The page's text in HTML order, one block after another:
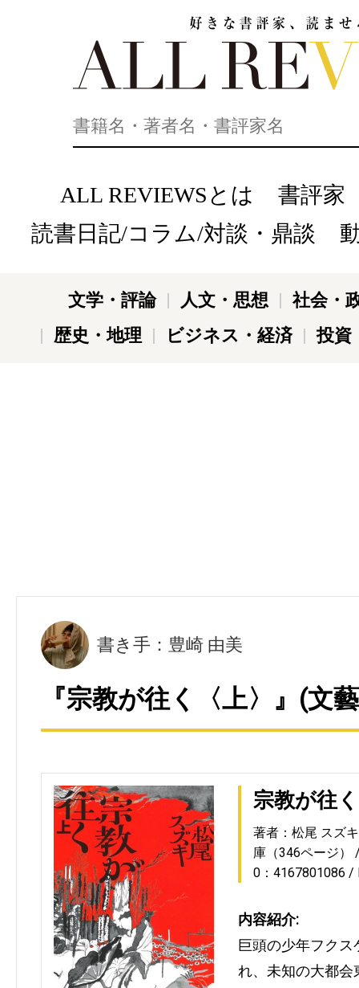
ALL REVIEWSとは
書評家
読書日記/コラム/対談・鼎談
文学・評論 人文・思想
社会・
歴史・地理
ビジネス・経済 投資
書き手：豊崎 由美
『宗教が往く〈上〉』(文
宗教が往
著者：松尾 スズキ
庫（346ページ）
0：4167801086
内容紹介:
巨頭の少年フク
れ、未知の大都会